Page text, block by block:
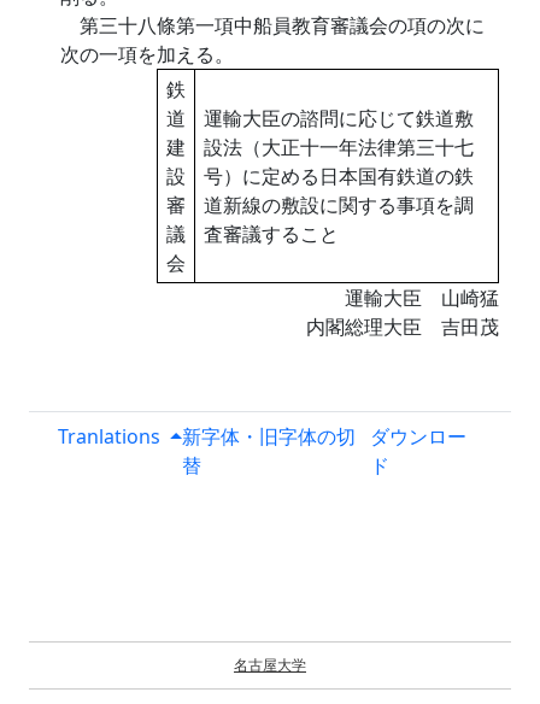
第三十八條第一項中船員教育審議会の項の次に
次の一項を加える。
鉄
道
建
設
審
議
会
運輸大臣の諮問に応じて鉄道敷
設法（大正十一年法律第三十七
号）に定める日本国有鉄道の鉄
道新線の敷設に関する事項を調
査審議すること
運輸大臣 山崎猛
内閣総理大臣 吉田茂
Tranlations
新字体・旧字体の切
替
ダウンロー
ド
名古屋大学